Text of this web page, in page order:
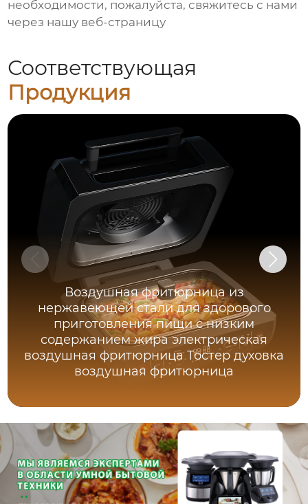
необходимости, пожалуйста, свяжитесь с нами
через нашу веб-страницу
Соответствующая
Продукция
Воздушная фритюрница из
нержавеющей стали для здорового
приготовления пищи с низким
содержанием жира электрическая
воздушная фритюрница Тостер духовка
воздушная фритюрница